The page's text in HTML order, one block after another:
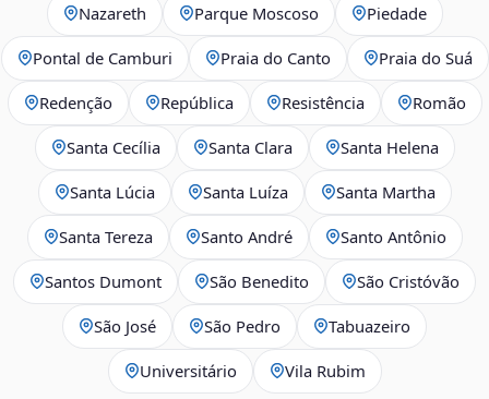
Nazareth Parque Moscoso Piedade
Pontal de Camburi Praia do Canto Praia do Suá
Redenção República Resistência Romão
Santa Cecília Santa Clara Santa Helena
Santa Lúcia Santa Luíza Santa Martha
Santa Tereza Santo André Santo Antônio
Santos Dumont São Benedito São Cristóvão
São José São Pedro Tabuazeiro
Universitário Vila Rubim